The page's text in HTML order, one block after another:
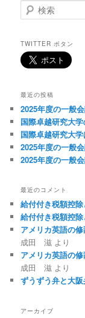
検
索
TWITTER ボタン
最近の投稿
2025年度の一般
国際卓越研究大
国際卓越研究大
2025年度の一般
2025年度の一般
最近のコメント
給付付き税額控
給付付き税額控
アメリカ英語の
成田 滋 より
アメリカ英語の
成田 滋 より
ずうずう弁と大
アーカイブ